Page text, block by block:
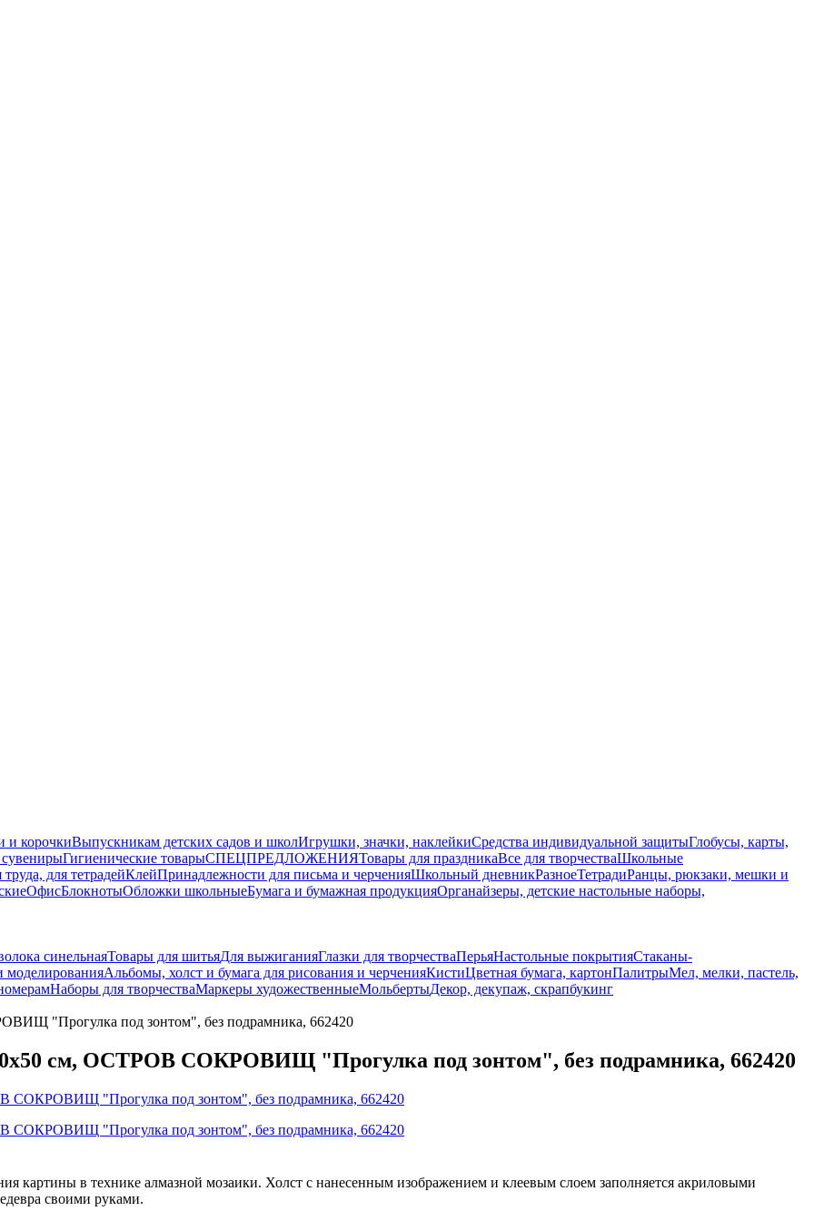
и корочкиВыпускникам детских садов и школИгрушки, значки, наклейкиСредства индивидуальной защитыГлобусы, карты,
Гигиенические товарыСПЕЦПРЕДЛОЖЕНИЯТовары для праздникаВсе для творчестваШкольные
для тетрадейКлейПринадлежности для письма и черченияШкольный дневникРазноеТетрадиРанцы, рюкзаки, мешки и
ОфисБлокнотыОбложки школьныеБумага и бумажная продукцияОрганайзеры, детские настольные наборы,
синельнаяТовары для шитьяДля выжиганияГлазки для творчестваПерьяНастольные покрытияСтаканы-
моделированияАльбомы, холст и бумага для рисования и черченияКистиЦветная бумага, картонПалитрыМел, мелки, пастель,
Наборы для творчестваМаркеры художественныеМольбертыДекор, декупаж, скрапбукинг
"Прогулка под зонтом", без подрамника, 662420
см, ОСТРОВ СОКРОВИЩ "Прогулка под зонтом", без подрамника, 662420
в технике алмазной мозаики. Холст с нанесенным изображением и клеевым слоем заполняется акриловыми
своими руками.